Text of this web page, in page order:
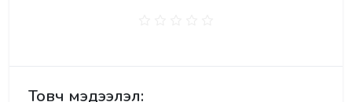
Товч мэдээлэл: